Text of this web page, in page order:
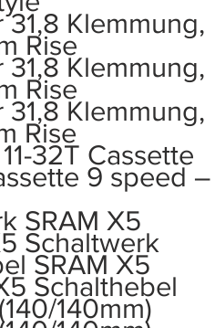
31,8 Klemmung,
Rise
31,8 Klemmung,
Rise
31,8 Klemmung,
Rise
32T Cassette
9 speed –
SRAM X5
Schaltwerk
SRAM X5
Schalthebel
140mm)